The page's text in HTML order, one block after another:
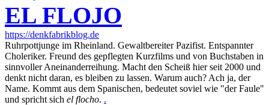
EL FLOJO
https://denkfabrikblog.de
Ruhrpottjunge im Rheinland. Gewaltbereiter Pazifist. Entspannter
Choleriker. Freund des gepflegten Kurzfilms und von Buchstaben in
sinnvoller Aneinanderreihung. Macht den Scheiß hier seit 2000 und
denkt nicht daran, es bleiben zu lassen. Warum auch? Ach ja, der
Name. Kommt aus dem Spanischen, bedeutet soviel wie "der Faule"
und spricht sich el flocho. .